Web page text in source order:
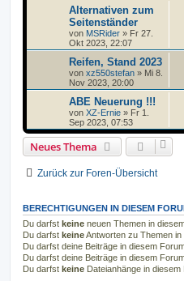
Alternativen zum
Seitenständer
von MSRider » Fr 27.
Okt 2023, 22:07
Reifen, Stand 2023
von xz550stefan » Mi 8.
Nov 2023, 20:00
ABE Neuerung !!!
von XZ-Ernie » Fr 1.
Sep 2023, 07:53
Neues Thema
Zurück zur Foren-Übersicht
BERECHTIGUNGEN IN DIESEM
Du darfst keine neuen Themen in
Du darfst keineAntworten zu Themen in
Du darfst deine Beiträge in diesem
Du darfst deine Beiträge in diesem
Du darfst keine Dateianhänge in diesem